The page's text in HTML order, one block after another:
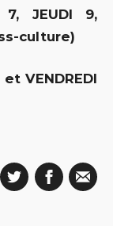
JEUDI 9,
culture)
VENDREDI